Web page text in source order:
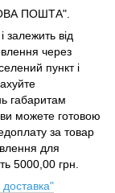
ПОШТА".
залежить від
через
пункт і
габаритам
можете готовою
за товар
для
5000,00 грн.